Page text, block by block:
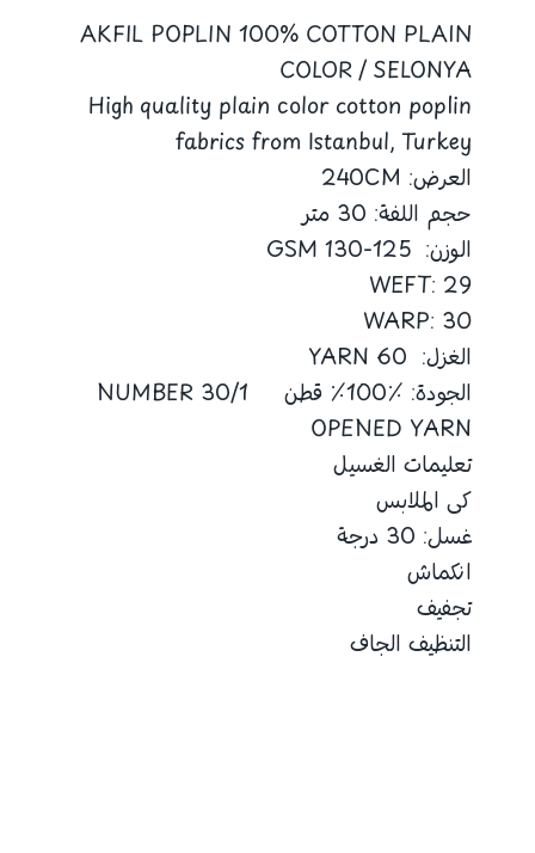
AKFIL POPLIN 100% COTTON PLAIN
COLOR / SELONYA
High quality plain color cotton poplin
fabrics from Istanbul, Turkey
العرض: 240CM
حجم اللفة: 30 متر
الوزن: 125-130 GSM
WEFT: 29
WARP: 30
الغزل: 60 YARN
الجودة: ٪100٪ قطن 30/1 NUMBER
OPENED YARN
تعليمات الغسيل
كى الملابس
غسل: 30 درجة
انكماش
تجفيف
التنظيف الجاف